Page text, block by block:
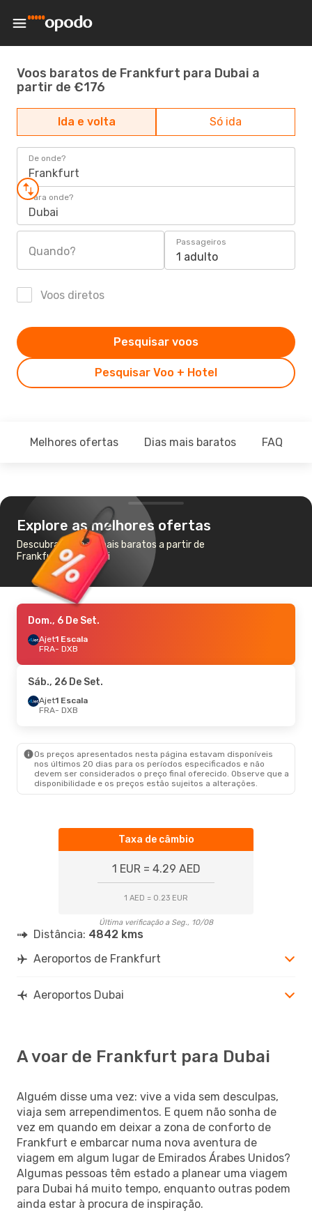
Voos baratos de Frankfurt para Dubai a
partir de €176
Ida e volta Só ida
De onde?
Frankfurt
Para onde?
Dubai
Quando?
Passageiros
1 adulto
Voos diretos
Pesquisar Voo + Hotel
Pesquisar voos
Melhores ofertas Dias mais baratos FAQ
Explore as melhores ofertas
Descubra os voos mais baratos a partir de
Frankfurt para Dubai
Dom., 6 De Set.
Ajet1 Escala
FRA- DXB
Sáb., 26 De Set.
Ajet1 Escala
FRA- DXB
Os preços apresentados nesta página estavam disponíveis
nos últimos 20 dias para os períodos especificados e não
devem ser considerados o preço final oferecido. Observe que a
disponibilidade e os preços estão sujeitos a alterações.
Taxa de câmbio
1 EUR = 4.29 AED
1 AED = 0.23 EUR
Última verificação a Seg., 10/08
Distância: 4842 kms
Aeroportos de Frankfurt
Aeroportos Dubai
A voar de Frankfurt para Dubai
Alguém disse uma vez: vive a vida sem desculpas,
viaja sem arrependimentos. E quem não sonha de
vez em quando em deixar a zona de conforto de
Frankfurt e embarcar numa nova aventura de
viagem em algum lugar de Emirados Árabes Unidos?
Algumas pessoas têm estado a planear uma viagem
para Dubai há muito tempo, enquanto outras podem
ainda estar à procura de inspiração.